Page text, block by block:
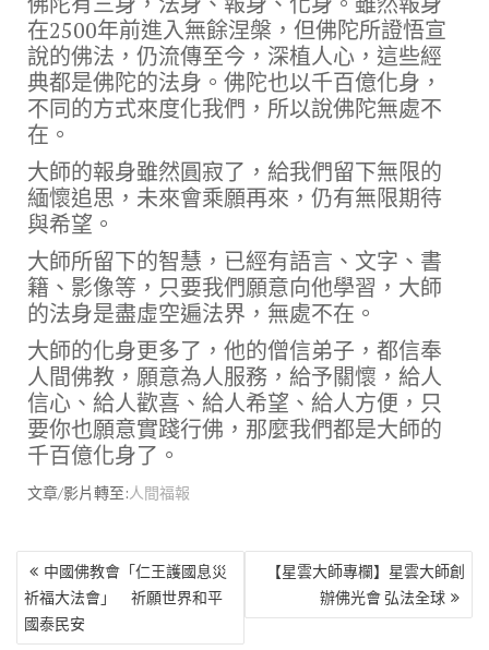
在2500年前進入無餘涅槃，但佛陀所證悟宣
說的佛法，仍流傳至今，深植人心，這些經
典都是佛陀的法身。佛陀也以千百億化身，
不同的方式來度化我們，所以說佛陀無處不
在。
大師的報身雖然圓寂了，給我們留下無限的
緬懷追思，未來會乘願再來，仍有無限期待
與希望。
大師所留下的智慧，已經有語言、文字、書
籍、影像等，只要我們願意向他學習，大師
的法身是盡虛空遍法界，無處不在。
大師的化身更多了，他的僧信弟子，都信奉
人間佛教，願意為人服務，給予關懷，給人
信心、給人歡喜、給人希望、給人方便，只
要你也願意實踐行佛，那麼我們都是大師的
千百億化身了。
文章/影片轉至:人間福報
文
章
導
覽
中國佛教會「仁王護國息災
祈福大法會」 祈願世界和平
國泰民安
【星雲大師專欄】星雲大師創
辦佛光會 弘法全球